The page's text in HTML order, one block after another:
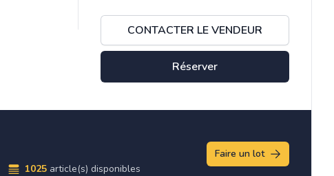
CONTACTER LE VENDEUR
Réserver
1025 article(s) disponibles
Faire un lot